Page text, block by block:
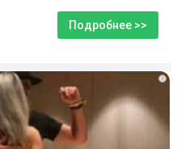
Подробнее >>
i